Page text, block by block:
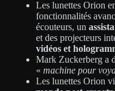
Les lunettes Orion
fonctionnalités
écouteurs, un
et des projecteurs
vidéos et
Mark Zuckerberg a
« machine pour
Les lunettes Orion